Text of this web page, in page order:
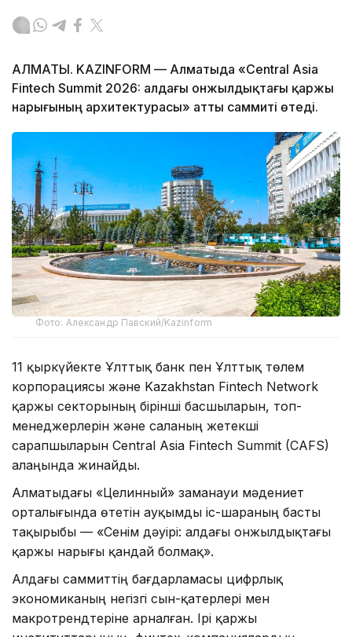
АЛМАТЫ. KAZINFORM — Алматыда «Central Asia
Fintech Summit 2026: алдағы онжылдықтағы қаржы
нарығының архитектурасы» атты саммиті өтеді.
Фото: Александр Павский/Kazinform
11 қыркүйекте Ұлттық банк пен Ұлттық төлем
корпорациясы және Kazakhstan Fintech Network
қаржы секторының бірінші басшыларын, топ-
менеджерлерін және саланың жетекші
сарапшыларын Central Asia Fintech Summit (CAFS)
алаңында жинайды.
Алматыдағы «Целинный» заманауи мәдениет
орталығында өтетін ауқымды іс-шараның басты
тақырыбы — «Сенім дәуірі: алдағы онжылдықтағы
қаржы нарығы қандай болмақ».
Алдағы саммиттің бағдарламасы цифрлық
экономиканың негізгі сын-қатерлері мен
макротрендтеріне арналған. Ірі қаржы